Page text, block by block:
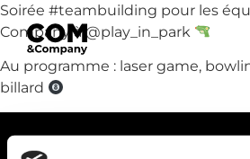
Soirée #teambuilding pour les
Company à @play_in_park
Au programme : laser game,
billard